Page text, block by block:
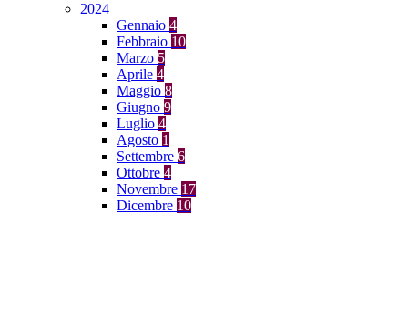
2024
Gennaio 4
Febbraio 10
Marzo 5
Aprile 4
Maggio 8
Giugno 9
Luglio 4
Agosto 1
Settembre 6
Ottobre 4
Novembre 17
Dicembre 10